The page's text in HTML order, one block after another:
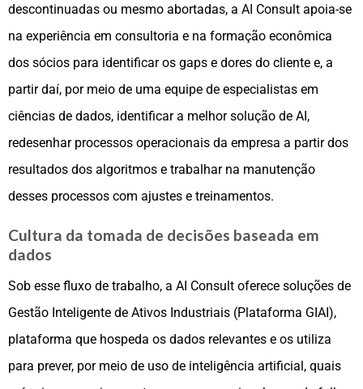
descontinuadas ou mesmo abortadas, a AI Consult apoia-se
na experiência em consultoria e na formação econômica
dos sócios para identificar os gaps e dores do cliente e, a
partir daí, por meio de uma equipe de especialistas em
ciências de dados, identificar a melhor solução de AI,
redesenhar processos operacionais da empresa a partir dos
resultados dos algoritmos e trabalhar na manutenção
desses processos com ajustes e treinamentos.
Cultura da tomada de decisões baseada em
dados
Sob esse fluxo de trabalho, a AI Consult oferece soluções de
Gestão Inteligente de Ativos Industriais (Plataforma GIAI),
plataforma que hospeda os dados relevantes e os utiliza
para prever, por meio de uso de inteligência artificial, quais